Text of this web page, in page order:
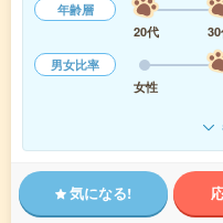
年齢層
20代
男女比率
女性
気になる!